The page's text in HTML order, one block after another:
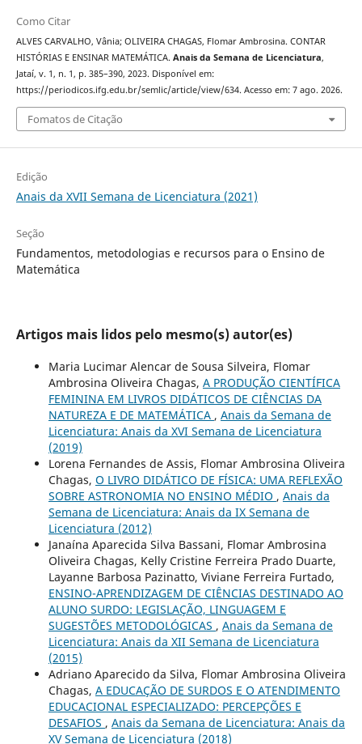
Como Citar
ALVES CARVALHO, Vânia; OLIVEIRA CHAGAS, Flomar Ambrosina. CONTAR
HISTÓRIAS E ENSINAR MATEMÁTICA. Anais da Semana de Licenciatura,
Jataí, v. 1, n. 1, p. 385–390, 2023. Disponível em:
https://periodicos.ifg.edu.br/semlic/article/view/634. Acesso em: 7 ago. 2026.
Fomatos de Citação
Edição
Anais da XVII Semana de Licenciatura (2021)
Seção
Fundamentos, metodologias e recursos para o Ensino de
Matemática
Artigos mais lidos pelo mesmo(s) autor(es)
Maria Lucimar Alencar de Sousa Silveira, Flomar
Ambrosina Oliveira Chagas, A PRODUÇÃO CIENTÍFICA
FEMININA EM LIVROS DIDÁTICOS DE CIÊNCIAS DA
NATUREZA E DE MATEMÁTICA , Anais da Semana de
Licenciatura: Anais da XVI Semana de Licenciatura
(2019)
Lorena Fernandes de Assis, Flomar Ambrosina Oliveira
Chagas, O LIVRO DIDÁTICO DE FÍSICA: UMA REFLEXÃO
SOBRE ASTRONOMIA NO ENSINO MÉDIO , Anais da
Semana de Licenciatura: Anais da IX Semana de
Licenciatura (2012)
Janaína Aparecida Silva Bassani, Flomar Ambrosina
Oliveira Chagas, Kelly Cristine Ferreira Prado Duarte,
Layanne Barbosa Pazinatto, Viviane Ferreira Furtado,
ENSINO-APRENDIZAGEM DE CIÊNCIAS DESTINADO AO
ALUNO SURDO: LEGISLAÇÃO, LINGUAGEM E
SUGESTÕES METODOLÓGICAS , Anais da Semana de
Licenciatura: Anais da XII Semana de Licenciatura
(2015)
Adriano Aparecido da Silva, Flomar Ambrosina Oliveira
Chagas, A EDUCAÇÃO DE SURDOS E O ATENDIMENTO
EDUCACIONAL ESPECIALIZADO: PERCEPÇÕES E
DESAFIOS , Anais da Semana de Licenciatura: Anais da
XV Semana de Licenciatura (2018)